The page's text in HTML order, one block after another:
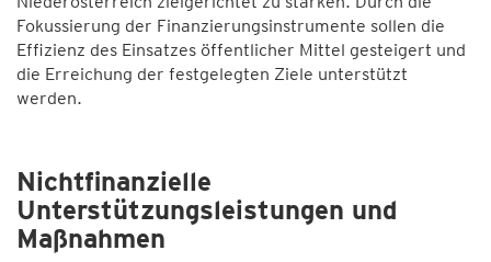
Fokussierung der Finanzierungsinstrumente sollen die
Effizienz des Einsatzes öffentlicher Mittel gesteigert und
die Erreichung der festgelegten Ziele unterstützt
werden.
Nichtfinanzielle
Unterstützungsleistungen und
Maßnahmen